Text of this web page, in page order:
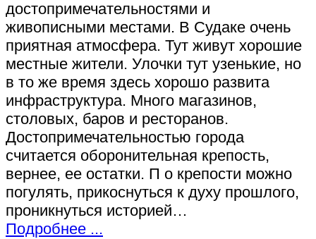
достопримечательностями и
живописными местами. В Судаке очень
приятная атмосфера. Тут живут хорошие
местные жители. Улочки тут узенькие, но
в то же время здесь хорошо развита
инфраструктура. Много магазинов,
столовых, баров и ресторанов.
Достопримечательностью города
считается оборонительная крепость,
вернее, ее остатки. П о крепости можно
погулять, прикоснуться к духу прошлого,
проникнуться историей…
Подробнее ...